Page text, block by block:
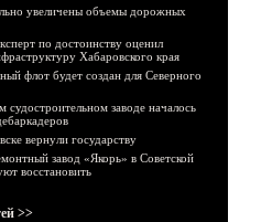
увеличены объемы дорожных
по достоинству оценил
Хабаровского края
флот будет создан для Северного
судостроительном заводе началось
вернули государству
завод «Якорь» в Советской
восстановить
>>